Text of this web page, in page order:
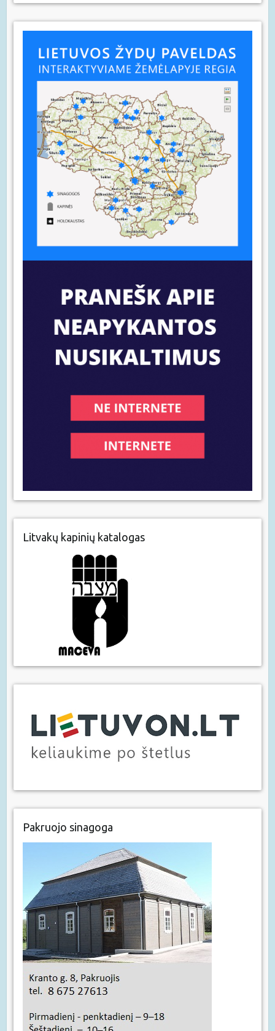
Litvakų kapinių katalogas
Pakruojo sinagoga